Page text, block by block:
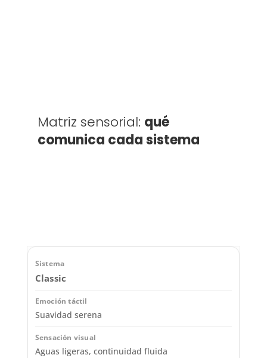
Matriz sensorial: qué
comunica cada sistema
Classic
Suavidad serena
Aguas ligeras, continuidad fluida